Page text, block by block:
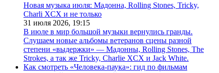
Новая музыка июля: Мадонна, Rolling Stones, Tricky,
Charli XCX и не только
31 июля 2026, 19:15
В июле в мир большой музыки вернулись гранды.
Слушаем новые альбомы ветеранов сцены разной
степени «выдержки» — Мадонны, Rolling Stones, The
Strokes, а так же Tricky, Charlie XCX и Jack White.
Как смотреть «Человека-паука»: гид по фильмам